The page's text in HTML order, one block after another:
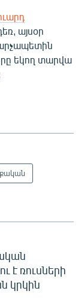
այսօր
եկող տարվա
է ռուսների
կրկին